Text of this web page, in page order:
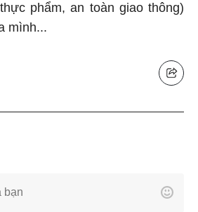
phẩm, an toàn giao thông)
mình...